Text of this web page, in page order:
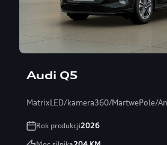
Audi Q5
MatrixLED/kamera360/MartwePole/
Rok produkcji2026